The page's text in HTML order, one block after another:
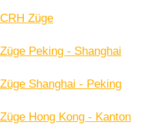
CRH Züge
Züge Peking - Shanghai
Züge Shanghai - Peking
Züge Hong Kong - Kanton